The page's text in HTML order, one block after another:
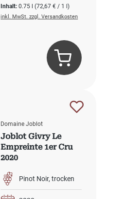
Inhalt:0.75 l(72,67 € / 1 l)
inkl. MwSt. zzgl. Versandkosten
Domaine Joblot
Joblot Givry Le
Empreinte 1er Cru
2020
Pinot Noir trocken